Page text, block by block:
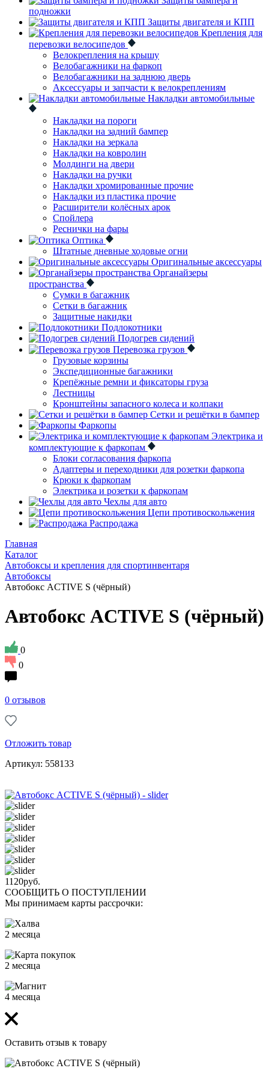
подножки
Защиты двигателя и КПП
Крепления для
перевозки велосипедов
Велокрепления на крышу
Велобагажники на фаркоп
Велобагажники на заднюю дверь
Аксессуары и запчасти к велокреплениям
Накладки автомобильные
Накладки на пороги
Накладки на задний бампер
Накладки на зеркала
Накладки на ковролин
Молдинги на двери
Накладки на ручки
Накладки хромированные прочие
Накладки из пластика прочие
Расширители колёсных арок
Спойлера
Реснички на фары
Оптика
Штатные дневные ходовые огни
Оригинальные аксессуары
Органайзеры
пространства
Сумки в багажник
Сетки в багажник
Защитные накидки
Подлокотники
Подогрев сидений
Перевозка грузов
Грузовые корзины
Экспедиционные багажники
Крепёжные ремни и фиксаторы груза
Лестницы
Кронштейны запасного колеса и колпаки
Сетки и решётки в бампер
Фаркопы
Электрика и
комплектующие к фаркопам
Блоки согласования фаркопа
Адаптеры и переходники для розетки фаркопа
Крюки к фаркопам
Электрика и розетки к фаркопам
Чехлы для авто
Цепи противоскольжения
Распродажа
Главная
Каталог
Автобоксы и крепления для спортинвентаря
Автобоксы
Автобокс ACTIVE S (чёрный)
Автобокс ACTIVE S (чёрный)
0
0
0 отзывов
Отложить товар
Артикул: 558133
1120руб.
СООБЩИТЬ О ПОСТУПЛЕНИИ
Мы принимаем карты рассрочки:
2 месяца
2 месяца
4 месяца
Оставить отзыв к товару